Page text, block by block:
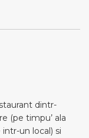
dintr-
(pe timpu’ ala
un local) si